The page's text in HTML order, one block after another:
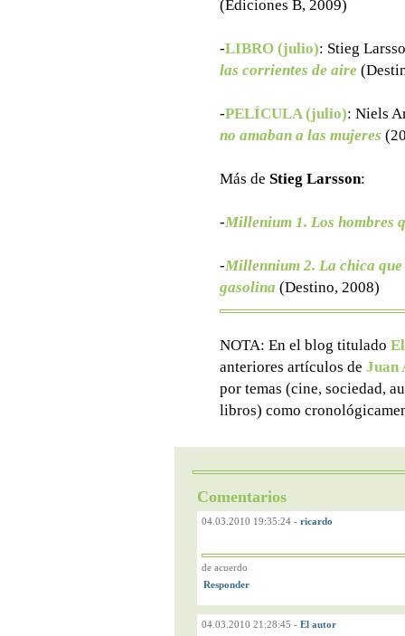
(Ediciones B, 2009)
-LIBRO (julio): Stieg
las corrientes de aire
-PELÍCULA (julio): Niels
no amaban a las mujeres
Más de Stieg Larsson:
-Millenium 1. Los hombres
-Millennium 2. La chica
gasolina (Destino, 2008)
NOTA: En el blog titulado
anteriores artículos de Juan
por temas (cine, sociedad,
libros) como
Comentarios
04.03.2010 19:35:24 - ricardo
de acuerdo
04.03.2010 21:28:45 - El autor